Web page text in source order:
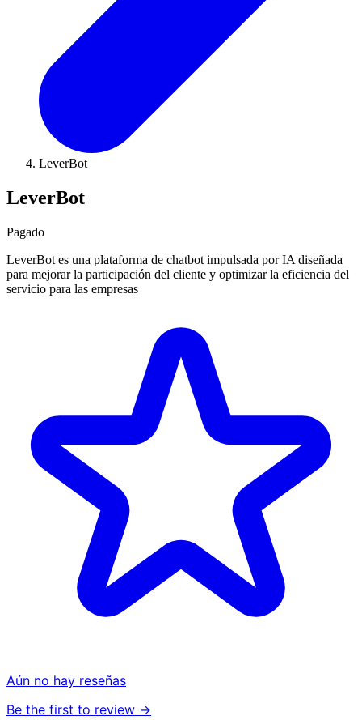
LeverBot
LeverBot
Pagado
LeverBot es una plataforma de chatbot impulsada por IA diseñada
para mejorar la participación del cliente y optimizar la eficiencia del
servicio para las empresas
Aún no hay reseñas
Be the first to review →